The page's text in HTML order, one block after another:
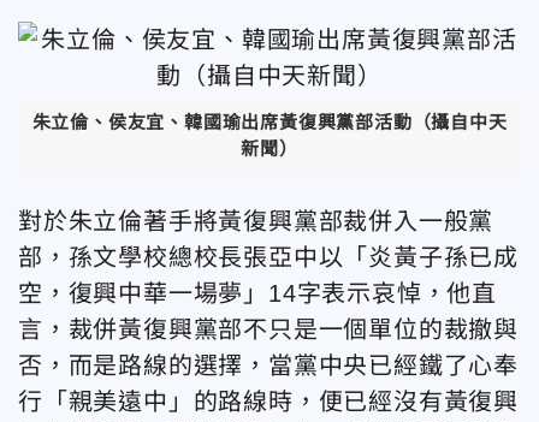
朱立倫、侯友宜、韓國瑜出席黃復興黨部活動（攝自中天
新聞）
對於朱立倫著手將黃復興黨部裁併入一般黨
部，孫文學校總校長張亞中以「炎黃子孫已成
空，復興中華一場夢」14字表示哀悼，他直
言，裁併黃復興黨部不只是一個單位的裁撤與
否，而是路線的選擇，當黨中央已經鐵了心奉
行「親美遠中」的路線時，便已經沒有黃復興